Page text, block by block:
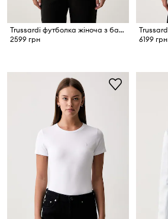
Trussardi футболка жіноча з бавовною
2599 грн
6199 грн